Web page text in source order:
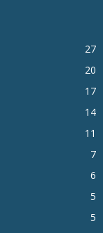
27
20
17
14
11
7
6
5
5